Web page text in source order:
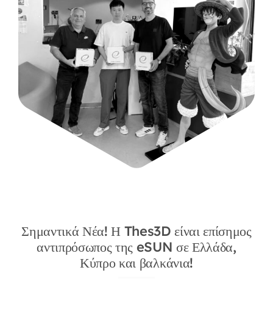
Σημαντικά Νέα! Η Thes3D είναι επίσημος
αντιπρόσωπος της eSUN σε Ελλάδα,
Κύπρο και βαλκάνια!